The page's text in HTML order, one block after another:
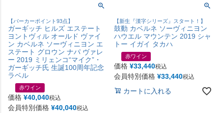
【パーカーポイント93点】
ガーギッチ ヒルズ エステート
ヨントヴィル オールド ヴァイ
ン カベルネ ソーヴィニヨン エ
ステート グロウン ナパ ヴァレ
ー 2019 ミリェンコ“マイク”・
ガーギッチ氏 生誕100周年記念
ラベル
赤ワイン
価格 ¥40,040税込
会員特別価格 ¥40,040税込
【新生『漢字シリーズ』スタート！】
鼓動 カベルネ ソーヴィニヨン
ハウエル マウンテン 2019 シャ
トー イガイ タカハ
赤ワイン
価格 ¥33,440税込
会員特別価格 ¥33,440税込
カートに入れる